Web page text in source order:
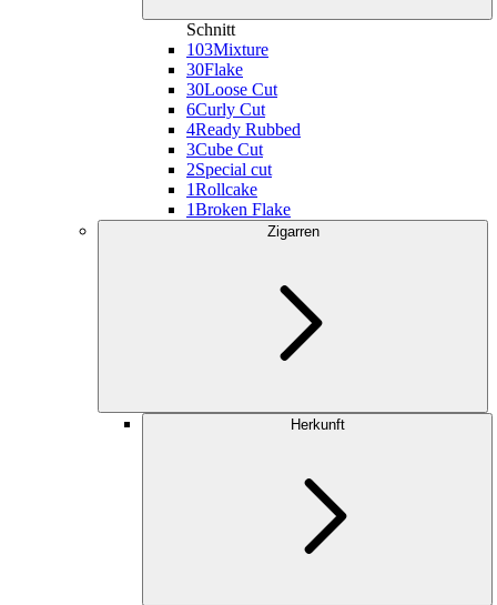
Schnitt
103Mixture
30Flake
30Loose Cut
6Curly Cut
4Ready Rubbed
3Cube Cut
2Special cut
1Rollcake
1Broken Flake
Zigarren
Herkunft